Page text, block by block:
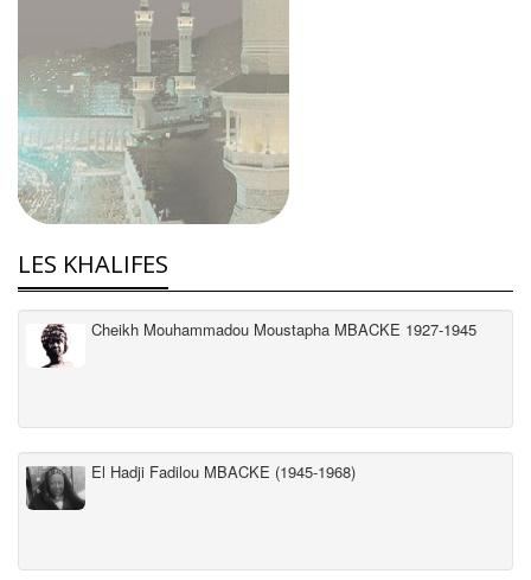
LES KHALIFES
Cheikh Mouhammadou Moustapha MBACKE 1927-1945
El Hadji Fadilou MBACKE (1945-1968)